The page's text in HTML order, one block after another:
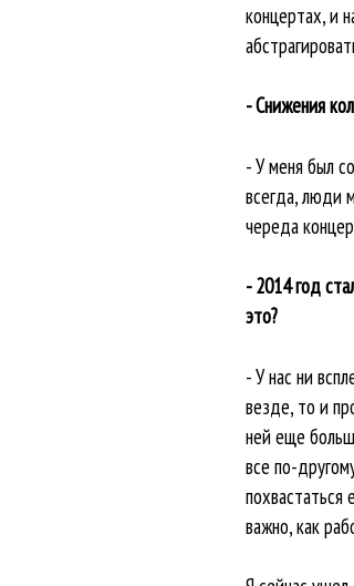
концертах, и
- Снижения
- У меня был
всегда, люди
череда
- 2014 год
это?
- У нас ни
везде, то и
ней еще
все по-
важно, как